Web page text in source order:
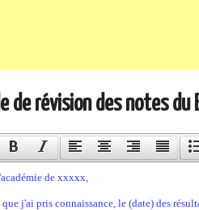
de révision des notes du